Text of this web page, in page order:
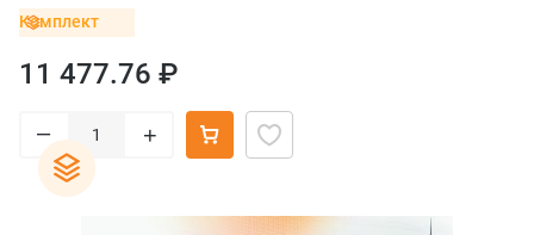
Комплект
11 477.76 ₽
– +